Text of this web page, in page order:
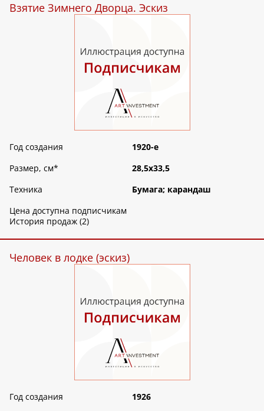
Взятие Зимнего Дворца. Эскиз
Год создания
1920-е
Размер, см*
28,5х33,5
Техника
Бумага; карандаш
Цена доступна подписчикам
История продаж (2)
Человек в лодке (эскиз)
Год создания
1926